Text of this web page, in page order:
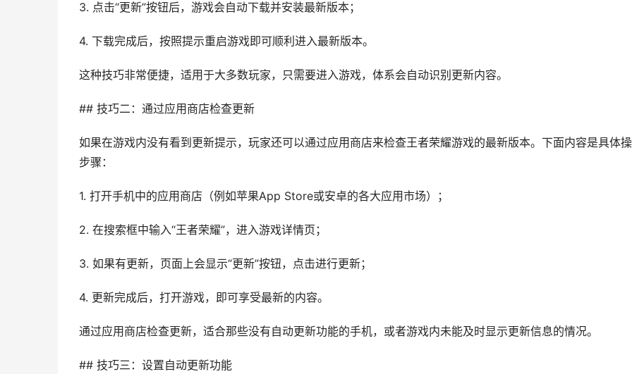
3. 点击“更新”按钮后，游戏会自动下载并安装最新版本；
4. 下载完成后，按照提示重启游戏即可顺利进入最新版本。
这种技巧非常便捷，适用于大多数玩家，只需要进入游戏，体系会自动识别更新内容。
## 技巧二：通过应用商店检查更新
如果在游戏内没有看到更新提示，玩家还可以通过应用商店来检查王者荣耀游戏的最新版本。下面内容是具体
步骤：
1. 打开手机中的应用商店（例如苹果App Store或安卓的各大应用市场）；
2. 在搜索框中输入“王者荣耀”，进入游戏详情页；
3. 如果有更新，页面上会显示“更新”按钮，点击进行更新；
4. 更新完成后，打开游戏，即可享受最新的内容。
通过应用商店检查更新，适合那些没有自动更新功能的手机，或者游戏内未能及时显示更新信息的情况。
## 技巧三：设置自动更新功能